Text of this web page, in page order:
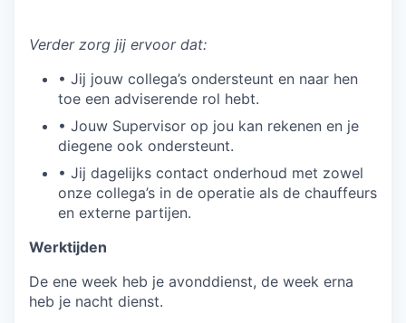
Verder zorg jij ervoor dat:
• Jij jouw collega’s ondersteunt en naar hen
toe een adviserende rol hebt.
• Jouw Supervisor op jou kan rekenen en je
diegene ook ondersteunt.
• Jij dagelijks contact onderhoud met zowel
onze collega’s in de operatie als de chauffeurs
en externe partijen.
Werktijden
De ene week heb je avonddienst, de week erna
heb je nacht dienst.